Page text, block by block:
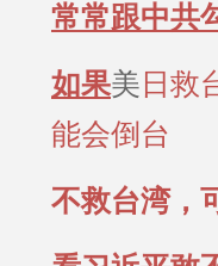
常常跟中共
如果美 日救
能会倒台
不救台湾，